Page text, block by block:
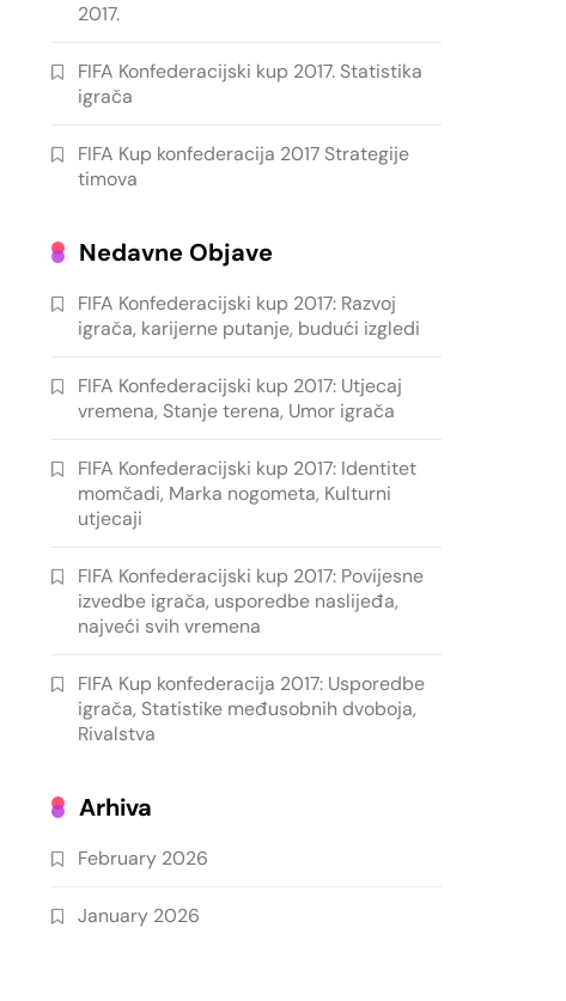
2017.
FIFA Konfederacijski kup 2017. Statistika
igrača
FIFA Kup konfederacija 2017 Strategije
timova
Nedavne Objave
FIFA Konfederacijski kup 2017: Razvoj
igrača, karijerne putanje, budući izgledi
FIFA Konfederacijski kup 2017: Utjecaj
vremena, Stanje terena, Umor igrača
FIFA Konfederacijski kup 2017: Identitet
momčadi, Marka nogometa, Kulturni
utjecaji
FIFA Konfederacijski kup 2017: Povijesne
izvedbe igrača, usporedbe naslijeđa,
najveći svih vremena
FIFA Kup konfederacija 2017: Usporedbe
igrača, Statistike međusobnih dvoboja,
Rivalstva
Arhiva
February 2026
January 2026